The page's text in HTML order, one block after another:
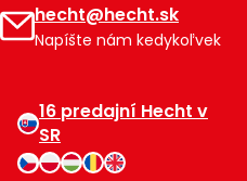
hecht@hecht.sk
Napíšte nám kedykoľvek
16 predajní Hecht v
SR